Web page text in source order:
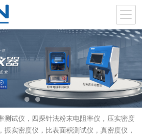
测试仪，四探针法粉末电阻率仪，压实密度
振实密度仪，比表面积测试仪，真密度仪，